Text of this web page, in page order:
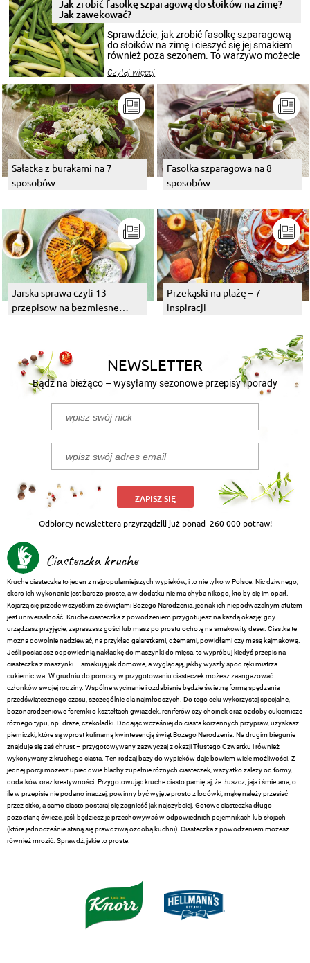
miesięcy. Przygotowanie słoików ze
patenty, które pozwolą zachować świeżość
przetworów.
Jak zrobić fasolkę szparagową do słoików na zimę?
Jak zawekować?
Sprawdźcie, jak zrobić fasolkę szparagową
do słoików na zimę i cieszyć się jej smakiem
również poza sezonem. To warzywo możecie
nasze propozycje!
Czytaj więcej
Sałatka z burakami na 7
sposobów
Fasolka szparagowa na 8
sposobów
Jarska sprawa czyli 13
przepisow na bezmiesne
Przekąski na plażę – 7
inspiracji
NEWSLETTER
Bądź na bieżąco – wysyłamy sezonowe przepisy i porady
ZAPISZ SIĘ
Odbiorcy newslettera przyrządzili już ponad 260 000 potraw!
Ciasteczka kruche
Kruche ciasteczka to jeden z najpopularniejszych wypieków, i to nie tylko w Polsce. Nic dziwnego,
skoro ich wykonanie jest bardzo proste, a w dodatku nie ma chyba nikogo, kto by się im oparł.
Kojarzą się przede wszystkim ze świętami Bożego Narodzenia, jednak ich niepodważalnym atutem
jest uniwersalność. Kruche ciasteczka z powodzeniem przygotujesz na każdą okazję: gdy
urządzasz przyjęcie, zapraszasz gości lub masz po prostu ochotę na smakowity deser. Ciastka te
można dowolnie nadziewać, na przykład galaretkami, dżemami, powidłami czy masą kajmakową.
Jeśli posiadasz odpowiednią nakładkę do maszynki do mięsa, to wypróbuj kiedyś przepis na
ciasteczka z maszynki – smakują jak domowe, a wyglądają, jakby wyszły spod ręki mistrza
cukiernictwa. W grudniu do pomocy w przygotowaniu ciasteczek możesz zaangażować
członków swojej rodziny. Wspólne wycinanie i ozdabianie będzie świetną formą spędzania
przedświątecznego czasu, szczególnie dla najmłodszych. Do tego celu wykorzystaj specjalne,
bożonarodzeniowe foremki o kształtach gwiazdek, reniferów czy choinek oraz ozdoby cukiernicze
różnego typu, np. draże, czekoladki. Dodając wcześniej do ciasta korzennych przypraw, uzyskasz
pierniczki, które są wprost kulinarną kwintesencją świąt Bożego Narodzenia. Na drugim biegunie
znajduje się zaś chrust – przygotowywany zazwyczaj z okazji Tłustego Czwartku i również
wykonywany z kruchego ciasta. Ten rodzaj bazy do wypieków daje bowiem wiele możliwości. Z
jednej porcji możesz upiec dwie blachy zupełnie różnych ciasteczek, wszystko zależy od formy,
dodatków oraz kreatywności. Przygotowując kruche ciasto pamiętaj, że tłuszcz, jaja i śmietana, o
ile w przepisie nie podano inaczej, powinny być wyjęte prosto z lodówki, mąkę należy przesiać
przez sitko, a samo ciasto postaraj się zagnieść jak najszybciej. Gotowe ciasteczka długo
pozostaną świeże, jeśli będziesz je przechowywać w odpowiednich pojemnikach lub słojach
(które jednocześnie staną się prawdziwą ozdobą kuchni). Ciasteczka z powodzeniem możesz
również mrozić. Sprawdź, jakie to proste.